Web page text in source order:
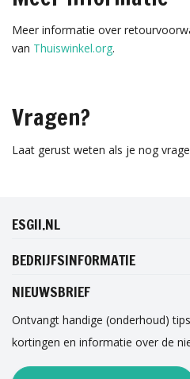
Meer informatie over
van Thuiswinkel.org.
Vragen?
Laat gerust weten als je nog
ESGII.NL
BEDRIJFSINFORMATIE
NIEUWSBRIEF
Ontvangt handige (onderhoud)
kortingen en informatie over de